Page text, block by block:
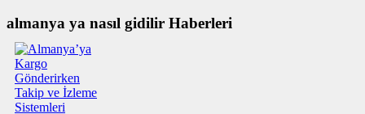
almanya ya nasıl gidilir Haberleri